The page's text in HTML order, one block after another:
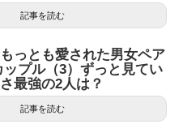
記事を読む
もっとも愛された男女ペア
プル（3）ずっと見てい
最強の2人は？
記事を読む